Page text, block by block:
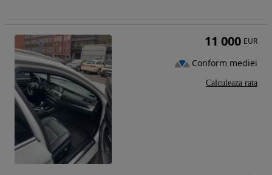
11 000 EUR
Conform mediei
Calculeaza rata